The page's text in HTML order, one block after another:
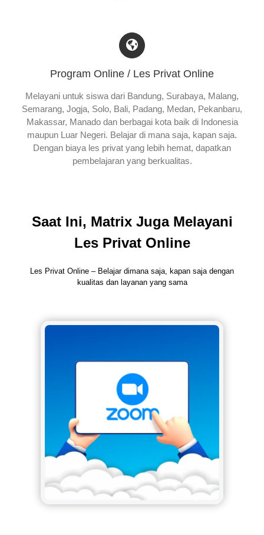
Program Online / Les Privat Online
Melayani untuk siswa dari Bandung, Surabaya, Malang,
Semarang, Jogja, Solo, Bali, Padang, Medan, Pekanbaru,
Makassar, Manado dan berbagai kota baik di Indonesia
maupun Luar Negeri. Belajar di mana saja, kapan saja.
Dengan biaya les privat yang lebih hemat, dapatkan
pembelajaran yang berkualitas.
Saat Ini, Matrix Juga Melayani
Les Privat Online
Les Privat Online – Belajar dimana saja, kapan saja dengan
kualitas dan layanan yang sama